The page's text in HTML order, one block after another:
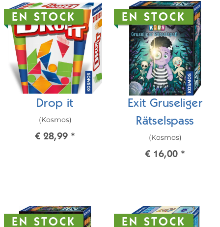
EN STOCK
Drop it
(Kosmos)
€ 28,99 *
EN STOCK
Exit Gruseliger
Rätselspass
(Kosmos)
€ 16,00 *
EN STOCK EN STOCK